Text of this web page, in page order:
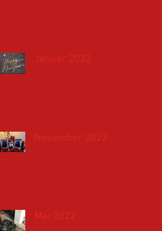
Januar 2023
November 2022
Mai 2022